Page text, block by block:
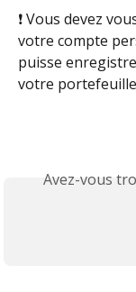
❗ Vous devez
votre compte
puisse
votre
Avez-vous